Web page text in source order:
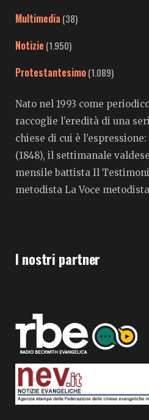
Multimedia (38)
Notizie (1.950)
Protestantesimo(1.089)
Nato nel 1993 come
raccoglie l’eredità di una
chiese di cui è
(1848), il settimanale
mensile battista Il
metodista La Voce metodista
I nostri partner